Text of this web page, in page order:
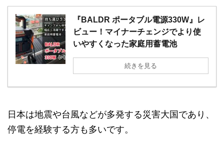
『BALDR ポータブル電源330W』レ
ビュー！マイナーチェンジでより使
いやすくなった家庭用蓄電池
続きを見る
日本は地震や台風などが多発する災害大国であり、
停電を経験する方も多いです。